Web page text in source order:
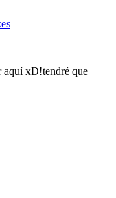
aquí xD!tendré que